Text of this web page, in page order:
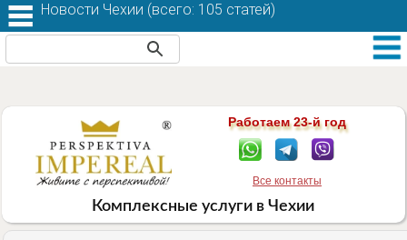
Работаем 23-й год
Все контакты
Комплексные услуги в Чехии
Новости Чехии (всего: 105 статей)